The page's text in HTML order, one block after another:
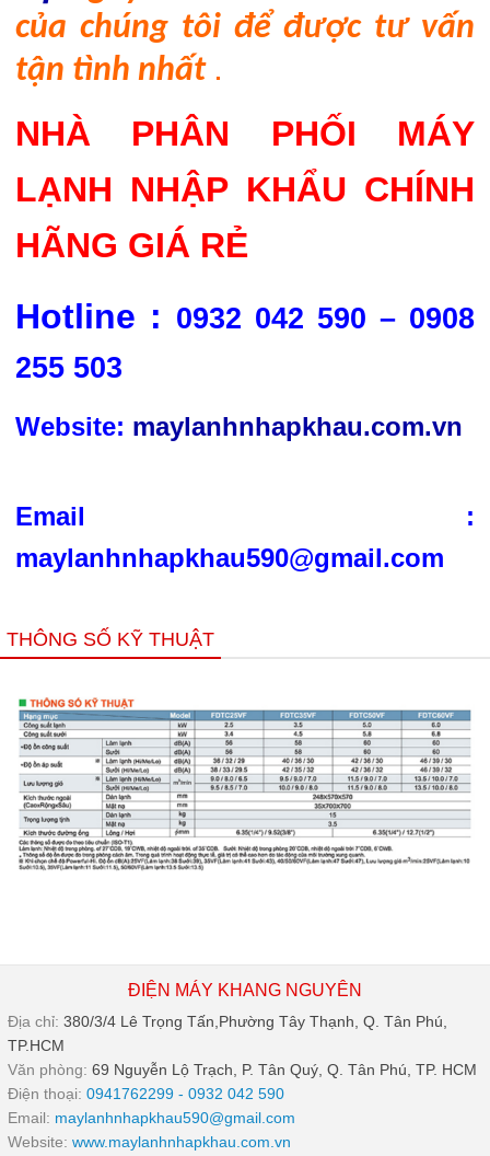
của chúng tôi để được tư vấn
tận tình nhất .
NHÀ PHÂN PHỐI MÁY
LẠNH NHẬP KHẨU CHÍNH
HÃNG GIÁ RẺ
Hotline : 0932 042 590 – 0908
255 503
Website: maylanhnhapkhau.com.vn
Email :
maylanhnhapkhau590@gmail.com
THÔNG SỐ KỸ THUẬT
ĐIỆN MÁY KHANG NGUYÊN
Địa chỉ: 380/3/4 Lê Trọng Tấn,Phường Tây Thạnh, Q. Tân Phú,
TP.HCM
Văn phòng: 69 Nguyễn Lộ Trạch, P. Tân Quý, Q. Tân Phú, TP. HCM
Điện thoại: 0941762299 - 0932 042 590
Email: maylanhnhapkhau590@gmail.com
Website: www.maylanhnhapkhau.com.vn